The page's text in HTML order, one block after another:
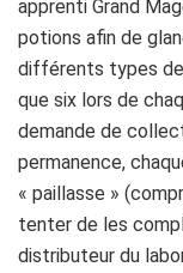
apprenti Grand
potions afin de
différents types de
que six lors de
demande de
permanence,
« paillasse »
tenter de les
distributeur du